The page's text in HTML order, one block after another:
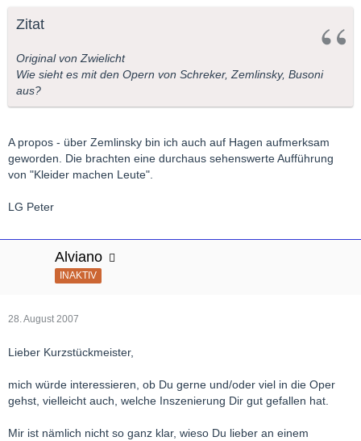
Zitat
Original von Zwielicht
Wie sieht es mit den Opern von Schreker, Zemlinsky, Busoni
aus?
A propos - über Zemlinsky bin ich auch auf Hagen aufmerksam
geworden. Die brachten eine durchaus sehenswerte Aufführung
von "Kleider machen Leute".
LG Peter
Alviano
INAKTIV
28. August 2007
Lieber Kurzstückmeister,
mich würde interessieren, ob Du gerne und/oder viel in die Oper
gehst, vielleicht auch, welche Inszenierung Dir gut gefallen hat.
Mir ist nämlich nicht so ganz klar, wieso Du lieber an einem